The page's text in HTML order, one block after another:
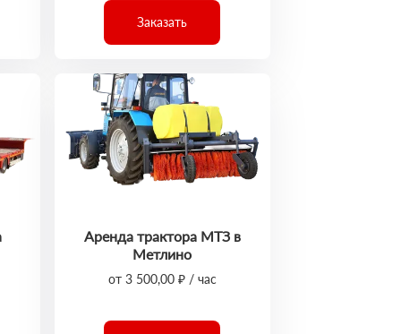
Заказать
Аренда трактора МТЗ в
Метлино
от 3 500,00 ₽ / час